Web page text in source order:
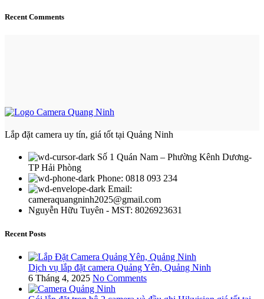
Recent Comments
Lắp đặt camera uy tín, giá tốt tại Quảng Ninh
Số 1 Quán Nam – Phường Kênh Dương-
TP Hải Phòng
Phone: 0818 093 234
Email:
cameraquangninh2025@gmail.com
Nguyễn Hữu Tuyên - MST: 8026923631
Recent Posts
Dịch vụ lắp đặt camera Quảng Yên, Quảng Ninh
6 Tháng 4, 2025 No Comments